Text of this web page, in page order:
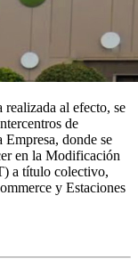
al efecto, se
de
donde se
en la Modificación
a título colectivo,
y Estaciones